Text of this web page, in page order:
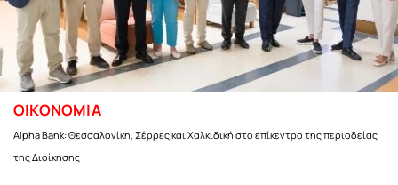
ΟΙΚΟΝΟΜΙΑ
Alpha Bank: Θεσσαλονίκη, Σέρρες και Χαλκιδική στο επίκεντρο της περιοδείας
της Διοίκησης